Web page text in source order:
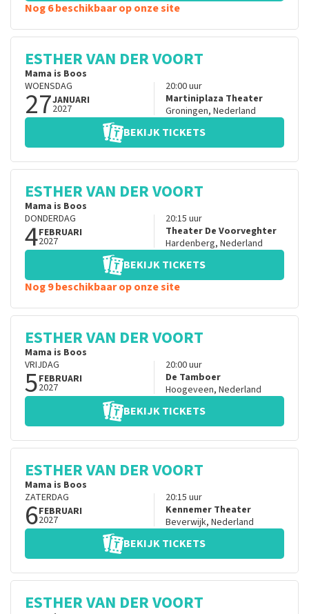
Nog 6 beschikbaar op onze site
ESTHER VAN DER VOORT
Mama is Boos
WOENSDAG
27JANUARI
2027
20:00uur
Martiniplaza Theater
Groningen, Nederland
BEKIJK TICKETS
ESTHER VAN DER VOORT
Mama is Boos
DONDERDAG
4FEBRUARI
2027
20:15 uur
Theater De Voorveghter
Hardenberg, Nederland
BEKIJK TICKETS
Nog 9 beschikbaar op onze site
ESTHER VAN DER VOORT
Mama is Boos
VRIJDAG
5FEBRUARI
2027
20:00uur
De Tamboer
Hoogeveen, Nederland
BEKIJK TICKETS
ESTHER VAN DER VOORT
Mama is Boos
ZATERDAG
6FEBRUARI
2027
20:15 uur
Kennemer Theater
Beverwijk, Nederland
BEKIJK TICKETS
ESTHER VAN DER VOORT